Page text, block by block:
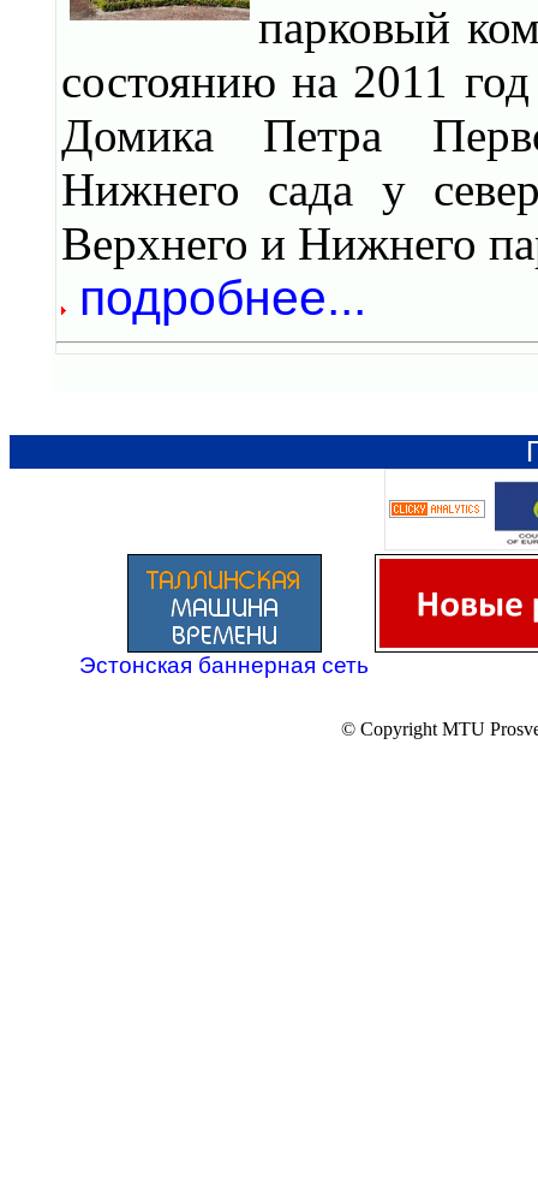
парковый
состоянию на 2011
Домика Петра
Нижнего сада у
Верхнего и Нижнего
подробнее...
Эстонская баннерная сеть
© Copyright MTU